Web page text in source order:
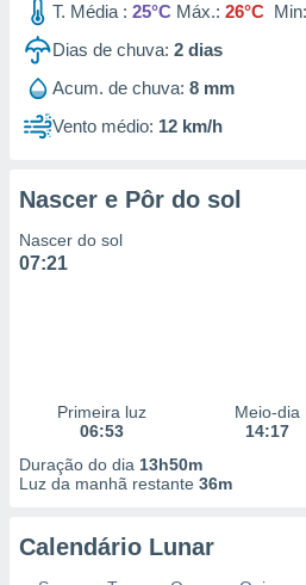
T. Média : 25°C Máx.: 26°C Min:
Dias de chuva: 2 dias
Acum. de chuva: 8 mm
Vento médio: 12 km/h
Nascer e Pôr do sol
Nascer do sol
07:21
Primeira luz
06:53
Meio-dia
14:17
Duração do dia 13h50m
Luz da manhã restante 36m
Calendário Lunar